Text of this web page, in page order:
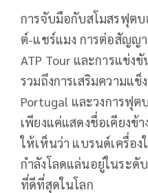
การจับมือกับสโมสรฟุตบ
ต์-แชร์แมง การต่อสัญญ
ATP Tour และการแข่ง
รวมถึงการเสริมความแข็
Portugal และวงการฟุต
เพียงแค่แสดงชื่อเคียงข้
ให้เห็นว่า แบรนด์เครื่อ
กำลังโลดแล่นอยู่ในระดั
ที่ดีที่สุดในโลก